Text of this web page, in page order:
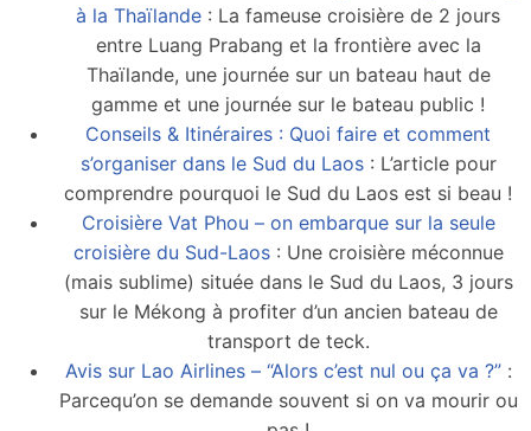
à la Thaïlande : La fameuse croisière de 2 jours
entre Luang Prabang et la frontière avec la
Thaïlande, une journée sur un bateau haut de
gamme et une journée sur le bateau public !
Conseils & Itinéraires : Quoi faire et comment
s’organiser dans le Sud du Laos: L’article pour
comprendre pourquoi le Sud du Laos est si beau !
Croisière Vat Phou – on embarque sur la seule
croisière du Sud-Laos: Une croisière méconnue
(mais sublime) située dans le Sud du Laos, 3 jours
sur le Mékong à profiter d’un ancien bateau de
transport de teck.
Avis sur Lao Airlines – “Alors c’est nul ou ça va ?”:
Parcequ’on se demande souvent si on va mourir ou